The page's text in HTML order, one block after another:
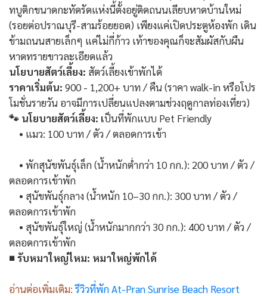
ทบูติกขนาดกะทัดรัดแห่งนี้ตั้งอยู่ติดถนนเลียบหาดบ้านใหม่
(รอยต่อปราณบุรี-สามร้อยยอด) เพียงแค่เปิดประตูห้องพัก เดิน
ข้ามถนนสายเล็กๆ แค่ไม่กี่ก้าว เท้าของคุณก็จะสัมผัสกับผืน
หาดทรายขาวละเอียดแล้ว
นโยบายสัตว์เลี้ยง: สัตว์เลี้ยงเข้าพักได้
ราคาเริ่มต้น: 900 - 1,200+ บาท / คืน (ราคา walk-in หรือโปร
โมชั่นรายวัน อาจมีการเปลี่ยนแปลงตามช่วงฤดูกาลท่องเที่ยว)
🐾 นโยบายสัตว์เลี้ยง: เป็นที่พักแบบ Pet Friendly
• แมว: 100 บาท / ตัว / ตลอดการเข้า
• พักสุนัขพันธุ์เล็ก (น้ำหนักต่ำกว่า 10 กก.): 200 บาท / ตัว /
ตลอดการเข้าพัก
• สุนัขพันธุ์กลาง (น้ำหนัก 10–30 กก.): 300 บาท / ตัว /
ตลอดการเข้าพัก
• สุนัขพันธุ์ใหญ่ (น้ำหนักมากกว่า 30 กก.): 400 บาท / ตัว /
ตลอดการเข้าพัก
■ รับหมาใหญ่ไหม: หมาใหญ่พักได้
อ่านต่อเพิ่มเติม:รีวิวที่พัก At-Pran Sunrise Beach Resort